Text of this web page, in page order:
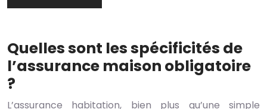
Quelles sont les spécificités de
l’assurance maison obligatoire
?
L’assurance habitation, bien plus qu’une simple